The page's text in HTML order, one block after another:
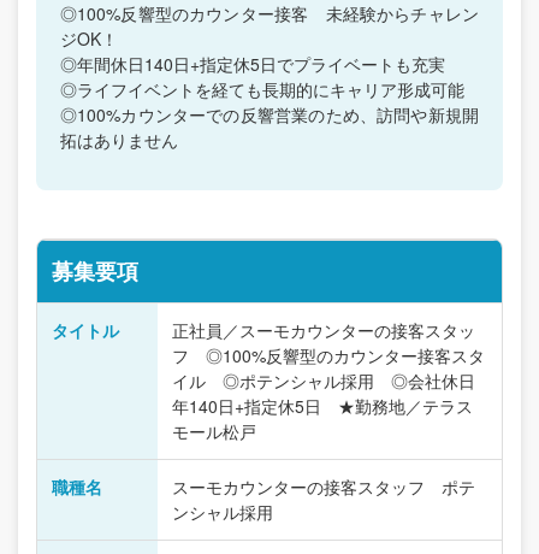
◎100%反響型のカウンター接客 未経験からチャレン
ジOK！
◎年間休日140日+指定休5日でプライベートも充実
◎ライフイベントを経ても長期的にキャリア形成可能
◎100%カウンターでの反響営業のため、訪問や新規開
拓はありません
募集要項
タイトル
正社員／スーモカウンターの接客スタッ
フ ◎100%反響型のカウンター接客スタ
イル ◎ポテンシャル採用 ◎会社休日
年140日+指定休5日 ★勤務地／テラス
モール松戸
職種名
スーモカウンターの接客スタッフ ポテ
ンシャル採用